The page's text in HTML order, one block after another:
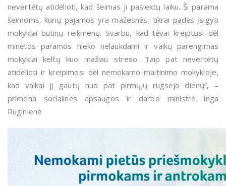
nevertėtų atidėlioti, kad šeimas ji pasiektų laiku. Ši parama
šeimoms, kurių pajamos yra mažesnės, tikrai padės įsigyti
mokyklai būtinų reikmenų. Svarbu, kad tėvai kreiptųsi dėl
minėtos paramos nieko nelaukdami ir vaikų parengimas
mokyklai keltų kuo mažiau streso. Taip pat nevertėtų
atidėlioti ir kreipimosi dėl nemokamo maitinimo mokykloje,
kad vaikai jį gautų nuo pat pirmųjų rugsėjo dienų“, –
primena socialinės apsaugos ir darbo ministrė Inga
Ruginienė.